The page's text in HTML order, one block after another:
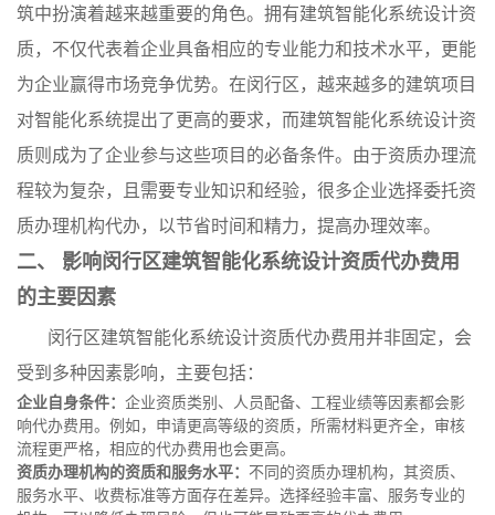
筑中扮演着越来越重要的角色。拥有建筑智能化系统设计资
质，不仅代表着企业具备相应的专业能力和技术水平，更能
为企业赢得市场竞争优势。在闵行区，越来越多的建筑项目
对智能化系统提出了更高的要求，而建筑智能化系统设计资
质则成为了企业参与这些项目的必备条件。由于资质办理流
程较为复杂，且需要专业知识和经验，很多企业选择委托资
质办理机构代办，以节省时间和精力，提高办理效率。
二、 影响闵行区建筑智能化系统设计资质代办费用
的主要因素
闵行区建筑智能化系统设计资质代办费用并非固定，会
受到多种因素影响，主要包括：
企业自身条件： 企业资质类别、人员配备、工程业绩等因素都会影
响代办费用。例如，申请更高等级的资质，所需材料更齐全，审核
流程更严格，相应的代办费用也会更高。
资质办理机构的资质和服务水平： 不同的资质办理机构，其资质、
服务水平、收费标准等方面存在差异。选择经验丰富、服务专业的